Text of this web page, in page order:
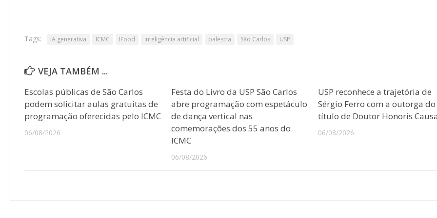
Tags: IA generativa ICMC IFood inteligência artificial palestra São Carlos USP
VEJA TAMBÉM ...
Escolas públicas de São Carlos
podem solicitar aulas gratuitas de
programação oferecidas pelo ICMC
06/08/2026
Festa do Livro da USP São Carlos
abre programação com espetáculo
de dança vertical nas
comemorações dos 55 anos do
ICMC
06/08/2026
USP reconhece a trajetória de
Sérgio Ferro com a outorga do
título de Doutor Honoris
06/08/2026